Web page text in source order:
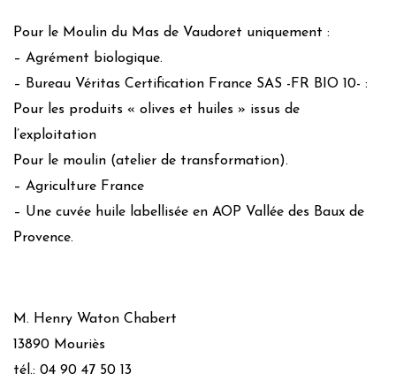
Pour le Moulin du Mas de Vaudoret uniquement :
– Agrément biologique.
– Bureau Véritas Certification France SAS -FR BIO 10- :
Pour les produits « olives et huiles » issus de
l’exploitation
Pour le moulin (atelier de transformation).
– Agriculture France
– Une cuvée huile labellisée en AOP Vallée des Baux de
Provence.
M. Henry Waton Chabert
13890 Mouriès
tél.: 04 90 47 50 13